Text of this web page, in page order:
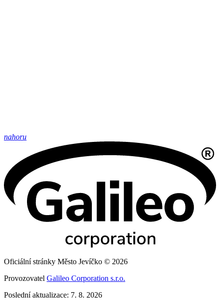
nahoru
Oficiální stránky Město Jevíčko © 2026
Provozovatel Galileo Corporation s.r.o.
Poslední aktualizace: 7. 8. 2026